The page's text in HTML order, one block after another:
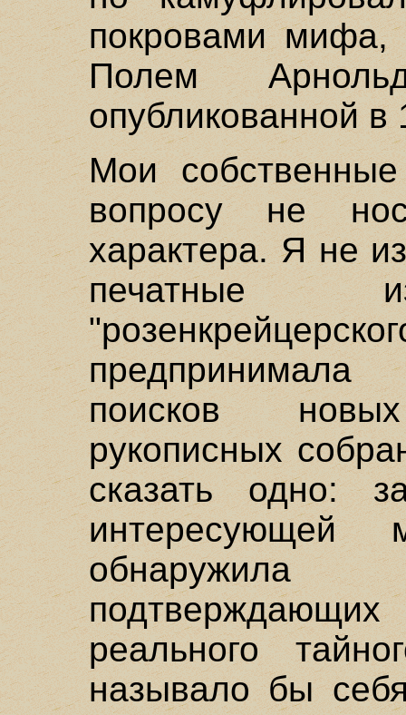
покровами мифа,
Полем
опубликованной в
Мои
вопросу не
характера. Я не
печатные
поисков
рукописных
сказать одно:
обнаружила
реального
называло бы